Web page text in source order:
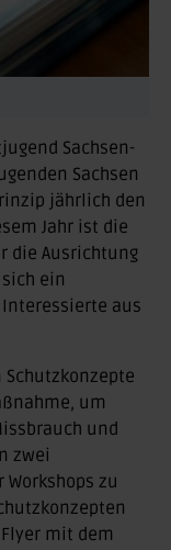
Sachsen-
Sachsen
jährlich den
Jahr ist die
die Ausrichtung
ein
aus
um
und
zwei
zu
mit dem